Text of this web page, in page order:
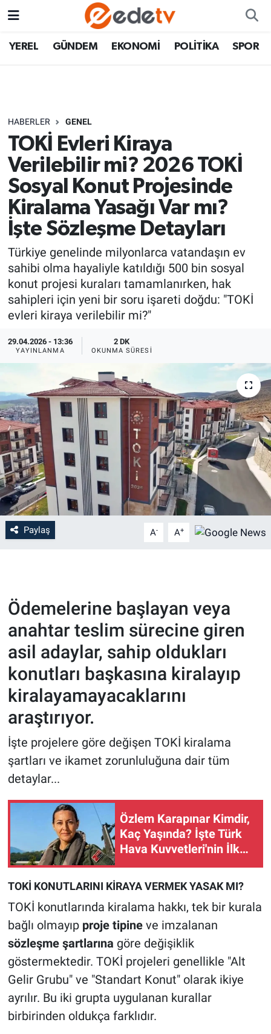
YEREL GÜNDEM EKONOMİ POLİTİKA SPOR
HABERLER GENEL
TOKİ Evleri Kiraya
Verilebilir mi? 2026 TOKİ
Sosyal Konut Projesinde
Kiralama Yasağı Var mı?
İşte Sözleşme Detayları
Türkiye genelinde milyonlarca vatandaşın ev
sahibi olma hayaliyle katıldığı 500 bin sosyal
konut projesi kuraları tamamlanırken, hak
sahipleri için yeni bir soru işareti doğdu: "TOKİ
evleri kiraya verilebilir mi?"
29.04.2026 - 13:36
YAYINLANMA
2 DK
OKUNMA SÜRESI
Paylaş A- A+
Ödemelerine başlayan veya
anahtar teslim sürecine giren
asil adaylar, sahip oldukları
konutları başkasına kiralayıp
kiralayamayacaklarını
araştırıyor.
İşte projelere göre değişen TOKİ kiralama
şartları ve ikamet zorunluluğuna dair tüm
detaylar...
Özlem Karapınar Kimdir,
Kaç Yaşında? İşte Türk
Hava Kuvvetleri'nin İlk
Kadın Generalinin Hayatı
TOKİ KONUTLARINI KİRAYA VERMEK YASAK MI?
TOKİ konutlarında kiralama hakkı, tek bir kurala
bağlı olmayıp proje tipineve imzalanan
sözleşme şartlarına göre değişiklik
göstermektedir. TOKİ projeleri genellikle "Alt
Gelir Grubu" ve "Standart Konut" olarak ikiye
ayrılır. Bu iki grupta uygulanan kurallar
birbirinden oldukça farklıdır.